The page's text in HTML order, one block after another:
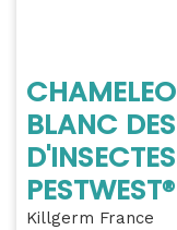
BLANC
PESTWEST®
Killgerm France